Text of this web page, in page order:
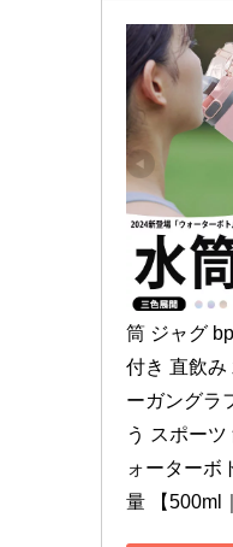
筒 ジャグ
付き 直飲み
ーガングラ
う スポー
ォーターボ
量 【500ml